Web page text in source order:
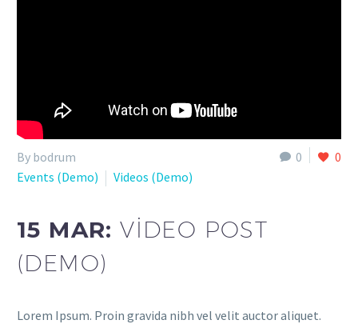
0 0
By bodrum
Events (Demo)
Videos (Demo)
15 MAR:VIDEO POST
(DEMO)
Lorem Ipsum. Proin gravida nibh vel velit auctor aliquet.